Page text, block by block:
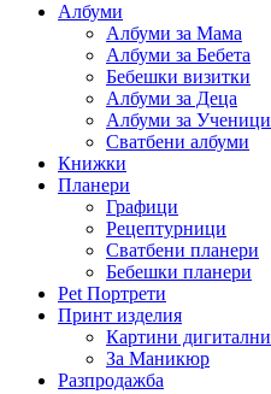
Албуми
Албуми за Мама
Албуми за Бебета
Бебешки визитки
Албуми за Деца
Албуми за Ученици
Сватбени албуми
Книжки
Планери
Графици
Рецептурници
Сватбени планери
Бебешки планери
Pet Портрети
Принт изделия
Картини дигитални
За Маникюр
Разпродажба